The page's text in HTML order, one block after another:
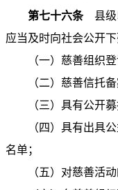
第七十六条县级
应当及时向社会公开下
（一）慈善组织登
（二）慈善信托备
（三）具有公开
（四）具有出具
名单；
（五）对慈善活